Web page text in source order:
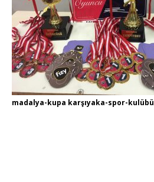
madalya-kupa karşıyaka-spor-kulübü